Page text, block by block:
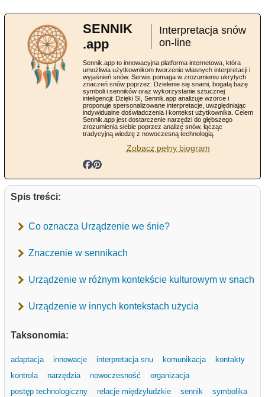
SENNIK
.app
Interpretacja snów
on-line
Sennik.app to innowacyjna platforma internetowa, która
umożliwia użytkownikom tworzenie własnych interpretacji i
wyjaśnień snów. Serwis pomaga w zrozumieniu ukrytych
znaczeń snów poprzez: Dzielenie się snami, bogatą bazę
symboli i senników oraz wykorzystanie sztucznej
inteligencji: Dzięki SI, Sennik.app analizuje wzorce i
proponuje spersonalizowane interpretacje, uwzględniając
indywidualne doświadczenia i kontekst użytkownika. Celem
Sennik.app jest dostarczenie narzędzi do głębszego
zrozumienia siebie poprzez analizę snów, łącząc
tradycyjną wiedzę z nowoczesną technologią.
Zobacz pełny biogram
Spis treści:
Co oznacza Urządzenie we śnie?
Znaczenie w sennikach
Urządzenie w różnym kontekście kulturowym w snach
Urządzenie w innych kontekstach użycia
Taksonomia:
adaptacja innowacje interpretacja snu komunikacja
kontakty
kontrola
narzędzia nowoczesność
organizacja
postęp technologiczny
relacje międzyludzkie sennik
symbolika